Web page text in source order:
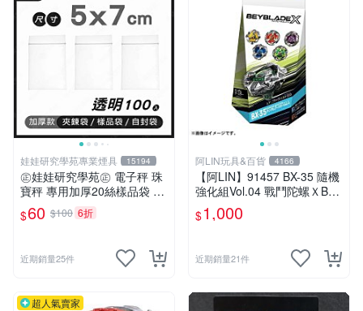
娃娃研究學苑專業煙具 15194
㊣娃娃研究學苑㊣ 電子秤 珠
寶秤 專用加厚20絲樣品袋 夾
鏈袋 5X7 (G051)
$60 $100 6折
近期銷量25件
阿LIN玩具&百貨 4166
【阿LIN】91457 BX-35 隨機
強化組Vol.04 戰鬥陀螺ＸBEY
BLADE X
$1,000
近期銷量21件
超人氣賣家